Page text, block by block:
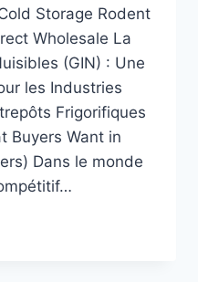
Storage Rodent
Wholesale La
(GIN) : Une
les Industries
Frigorifiques
Buyers Want in
Dans le monde